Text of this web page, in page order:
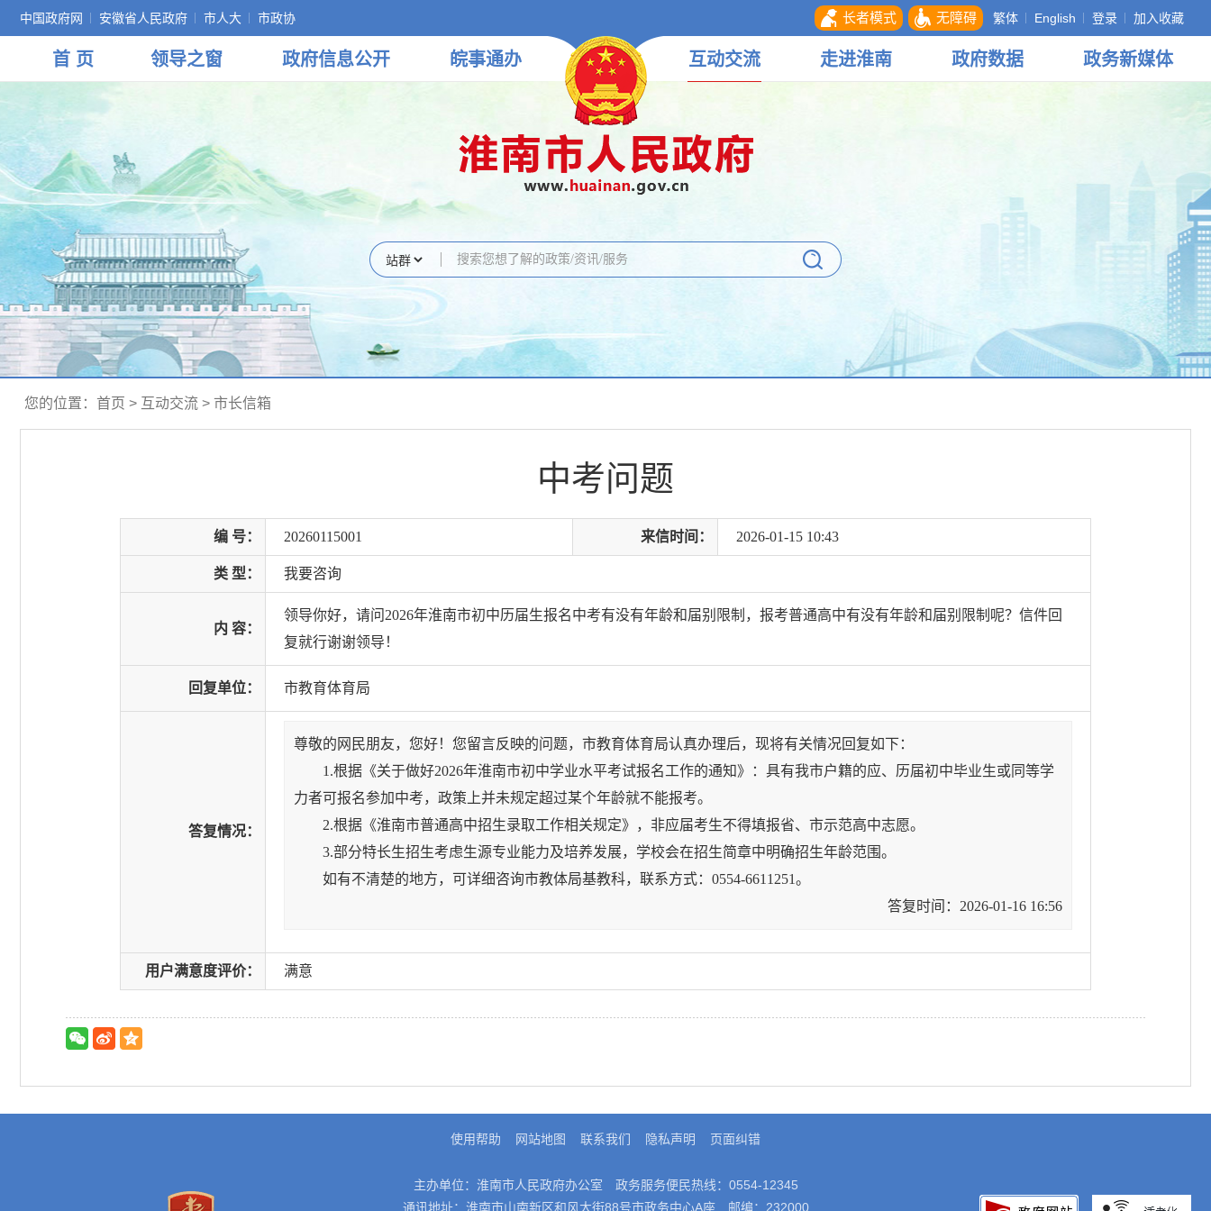
中国政府网 安徽省人民政府 市人大 市政协 长者模式 无障碍 繁体 English 登录 加入收藏
首 页 领导之窗 政府信息公开 皖事通办 互动交流 走进淮南 政府数据 政务新媒体
您的位置： 首页 > 互动交流 > 市长信箱
中考问题
编 号： 20260115001 来信时间： 2026-01-15 10:43
类 型： 我要咨询
内 容：
领导你好，请问2026年淮南市初中历届生报名中考有没有年龄和届别限制，报考普通高中有没有年龄和届别限制呢？信件回
复就行谢谢领导！
回复单位： 市教育体育局
答复情况：
尊敬的网民朋友，您好！您留言反映的问题，市教育体育局认真办理后，现将有关情况回复如下：
1.根据《关于做好2026年淮南市初中学业水平考试报名工作的通知》：具有我市户籍的应、历届初中毕业生或同等学
力者可报名参加中考，政策上并未规定超过某个年龄就不能报考。
2.根据《淮南市普通高中招生录取工作相关规定》，非应届考生不得填报省、市示范高中志愿。
3.部分特长生招生考虑生源专业能力及培养发展，学校会在招生简章中明确招生年龄范围。
如有不清楚的地方，可详细咨询市教体局基教科，联系方式：0554-6611251。
答复时间：2026-01-16 16:56
用户满意度评价： 满意
使用帮助 网站地图 联系我们 隐私声明 页面纠错
主办单位：淮南市人民政府办公室
政务服务便民热线：0554-12345
通讯地址：淮南市山南新区和风大街88号市政务中心A座
邮编：232000